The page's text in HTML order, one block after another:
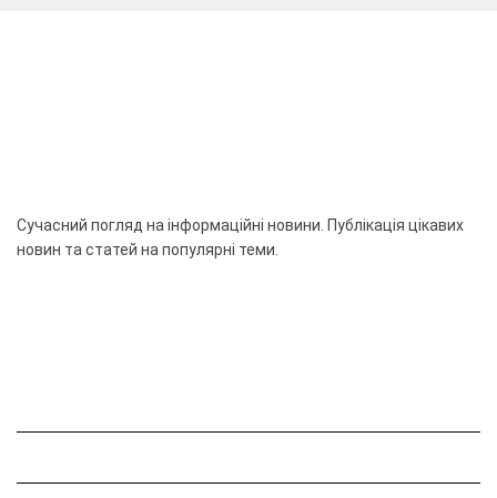
Сучасний погляд на інформаційні новини. Публікація цікавих
новин та статей на популярні теми.